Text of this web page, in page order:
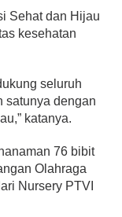
Sehat dan Hijau
kesehatan
seluruh
satunya dengan
katanya.
76 bibit
Olahraga
Nursery PTVI